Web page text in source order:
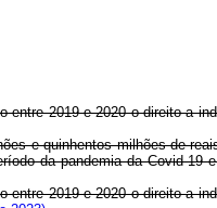
2019 e 2020 o direito a
e quinhentos milhões de
da pandemia da Covid-19
2019 e 2020 o direito a